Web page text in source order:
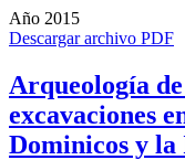
Año 2015
Descargar archivo PDF
Arqueología
excavaciones
Dominicos y la